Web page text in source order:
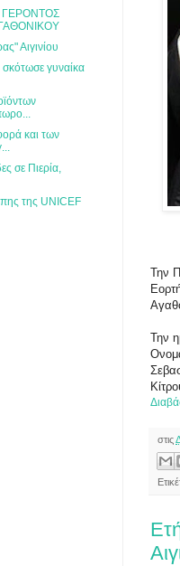
Την
Την
στις
Αιγινίου
γυναίκα
και των
σε Πιερία,
της UNICEF